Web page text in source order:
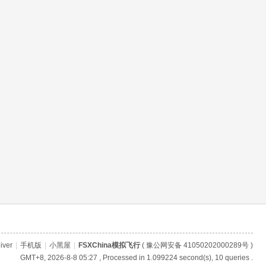
手机版 小黑屋 FSXChina模拟飞行( 豫公网安备 41050202000289号 )
GMT+8, 2026-8-8 05:27 , Processed in 1.099224 second(s), 10 queries .